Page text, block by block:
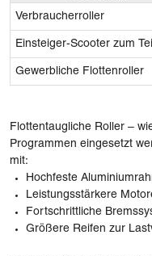
Verbraucherroller
Einsteiger-Scooter zum
Gewerbliche Flottenroller
Flottentaugliche Roller –
Programmen eingesetzt
mit:
Hochfeste
Leistungsstärkere
Fortschrittliche
Größere Reifen zur